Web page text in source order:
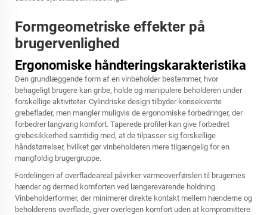
Formgeometriske effekter på
brugervenlighed
Ergonomiske håndteringskarakteristika
Den grundlæggende form af en vinbeholder bestemmer, hvor
behageligt brugere kan gribe, holde og manipulere beholderen under
forskellige aktiviteter. Cylindriske design tilbyder konsekvente
grebeflader, men mangler muligvis de ergonomiske forbedringer, der
forbedrer langvarig komfort. Taperede profiler kan give forbedret
grebesikkerhed samtidig med, at de tilpasser sig forskellige
håndstørrelser, hvilket gør vinbeholderen mere tilgængelig for en
mangfoldig brugergruppe.
Fordelingen af overfladeareal påvirker varmeoverførslen til brugernes
hænder og dermed komforten ved længerevarende holdning.
Vinbeholderformer, der minimerer direkte kontakt mellem hænderne og
beholderens overflade, giver overlegen komfort uden at kompromittere